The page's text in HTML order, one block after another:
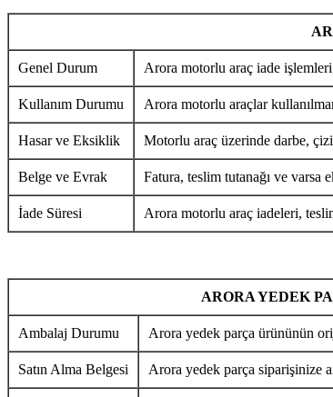
Genel Durum Arora motorlu araç iade
Kullanım Durumu Arora motorlu araçlar
Hasar ve Eksiklik Motorlu araç üzerinde darbe,
Belge ve Evrak Fatura, teslim tutanağı ve varsa
İade Süresi Arora motorlu araç iadeleri,
ARORA YEDEK
Ambalaj Durumu Arora yedek parça ürününün
Satın Alma Belgesi Arora yedek parça siparişinize